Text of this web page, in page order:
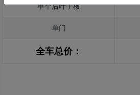
单个后叶子板
单门
全车总价：